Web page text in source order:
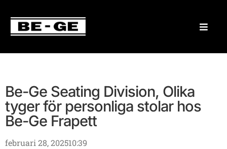
Be-Ge Seating Division, Olika
tyger för personliga stolar hos
Be-Ge Frapett
februari 28, 202510:39